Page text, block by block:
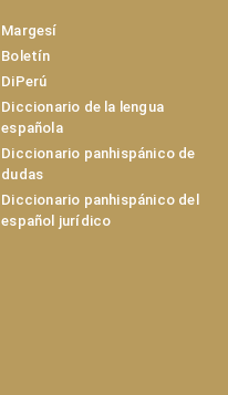
Margesí
Boletín
DiPerú
Diccionario de la lengua
española
Diccionario panhispánico de
dudas
Diccionario panhispánico del
español jurídico